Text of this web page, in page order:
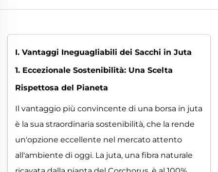
I. Vantaggi Ineguagliabili dei Sacchi in Juta
1. Eccezionale Sostenibilità: Una Scelta
Rispettosa del Pianeta
Il vantaggio più convincente di una borsa in juta
è la sua straordinaria sostenibilità, che la rende
un'opzione eccellente nel mercato attento
all'ambiente di oggi. La juta, una fibra naturale